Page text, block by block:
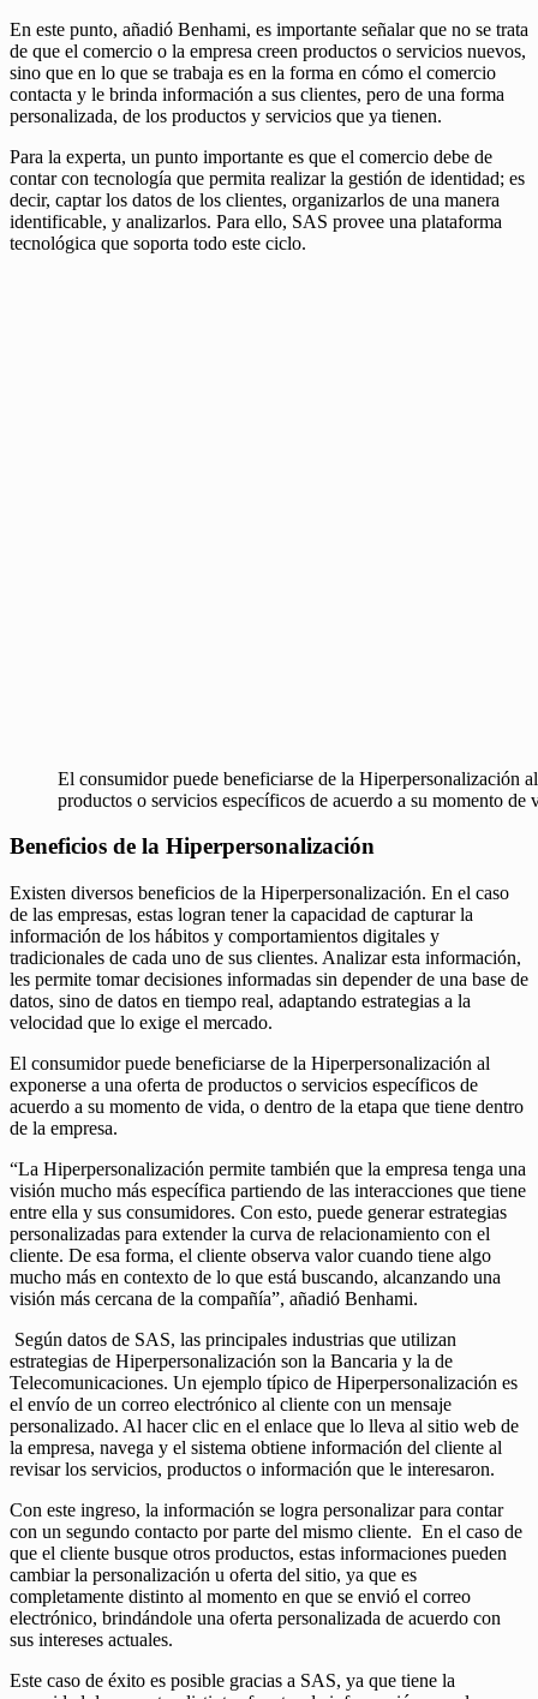
En este punto, añadió Benhami, es importante señalar que no se trata
de que el comercio o la empresa creen productos o servicios nuevos,
sino que en lo que se trabaja es en la forma en cómo el comercio
contacta y le brinda información a sus clientes, pero de una forma
personalizada, de los productos y servicios que ya tienen.
Para la experta, un punto importante es que el comercio debe de
contar con tecnología que permita realizar la gestión de identidad; es
decir, captar los datos de los clientes, organizarlos de una manera
identificable, y analizarlos. Para ello, SAS provee una plataforma
tecnológica que soporta todo este ciclo.
El consumidor puede beneficiarse de la Hiperpersonalización
productos o servicios específicos de acuerdo a su momento de
Beneficios de la Hiperpersonalización
Existen diversos beneficios de la Hiperpersonalización. En el caso
de las empresas, estas logran tener la capacidad de capturar la
información de los hábitos y comportamientos digitales y
tradicionales de cada uno de sus clientes. Analizar esta información,
les permite tomar decisiones informadas sin depender de una base de
datos, sino de datos en tiempo real, adaptando estrategias a la
velocidad que lo exige el mercado.
El consumidor puede beneficiarse de la Hiperpersonalización al
exponerse a una oferta de productos o servicios específicos de
acuerdo a su momento de vida, o dentro de la etapa que tiene dentro
de la empresa.
“La Hiperpersonalización permite también que la empresa tenga una
visión mucho más específica partiendo de las interacciones que tiene
entre ella y sus consumidores. Con esto, puede generar estrategias
personalizadas para extender la curva de relacionamiento con el
cliente. De esa forma, el cliente observa valor cuando tiene algo
mucho más en contexto de lo que está buscando, alcanzando una
visión más cercana de la compañía”, añadió Benhami.
Según datos de SAS, las principales industrias que utilizan
estrategias de Hiperpersonalización son la Bancaria y la de
Telecomunicaciones. Un ejemplo típico de Hiperpersonalización es
el envío de un correo electrónico al cliente con un mensaje
personalizado. Al hacer clic en el enlace que lo lleva al sitio web de
la empresa, navega y el sistema obtiene información del cliente al
revisar los servicios, productos o información que le interesaron.
Con este ingreso, la información se logra personalizar para contar
con un segundo contacto por parte del mismo cliente. En el caso de
que el cliente busque otros productos, estas informaciones pueden
cambiar la personalización u oferta del sitio, ya que es
completamente distinto al momento en que se envió el correo
electrónico, brindándole una oferta personalizada de acuerdo con
sus intereses actuales.
Este caso de éxito es posible gracias a SAS, ya que tiene la